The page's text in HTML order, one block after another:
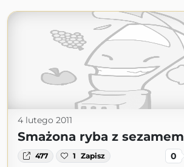
4 lutego 2011
Smażona ryba z sezamem
477 1 Zapisz 0